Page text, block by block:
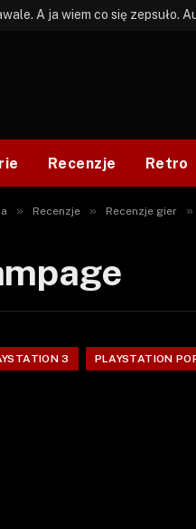
Recenzje Retro
» Recenzje » Recenzje gier »
3 PLAYSTATION